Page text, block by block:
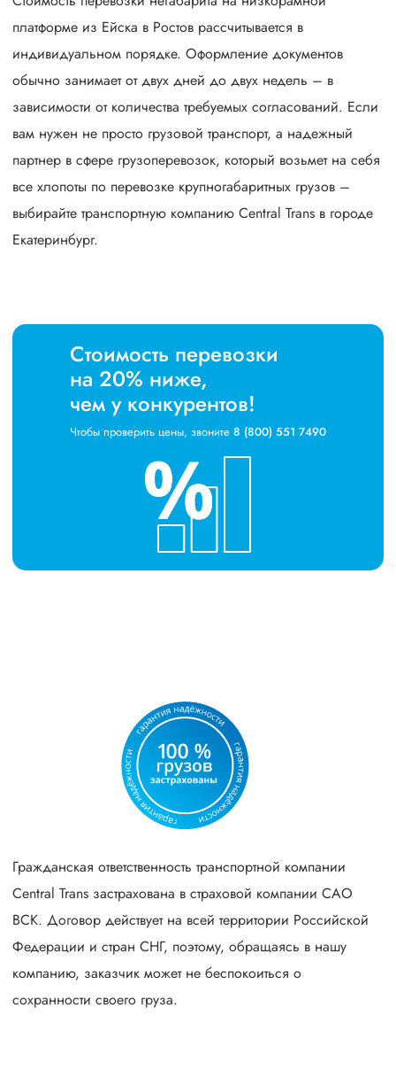
платформе из Ейска в Ростов рассчитывается в
индивидуальном порядке. Оформление документов
обычно занимает от двух дней до двух недель – в
зависимости от количества требуемых согласований. Если
вам нужен не просто грузовой транспорт, а надежный
партнер в сфере грузоперевозок, который возьмет на себя
все хлопоты по перевозке крупногабаритных грузов –
выбирайте транспортную компанию Central Trans в городе
Екатеринбург.
Стоимость перевозки
на 20% ниже,
чем у конкурентов!
Чтобы проверить цены, звоните 8 (800) 551 7490
Гражданская ответственность транспортной компании
Central Trans застрахована в страховой компании САО
ВСК. Договор действует на всей территории Российской
Федерации и стран СНГ, поэтому, обращаясь в нашу
компанию, заказчик может не беспокоиться о
сохранности своего груза.